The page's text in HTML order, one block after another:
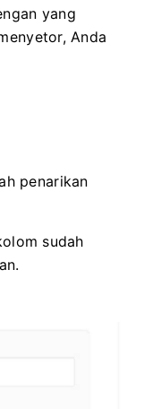
yang
Anda
penarikan
sudah